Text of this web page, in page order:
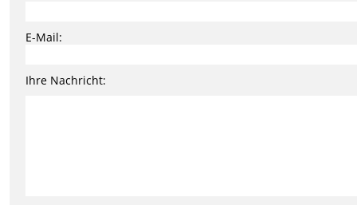
E-Mail:
Ihre Nachricht: